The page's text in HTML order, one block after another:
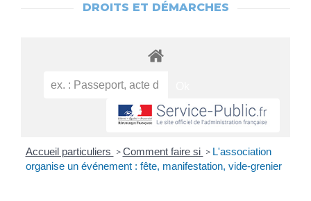
DROITS ET DÉMARCHES
Accueil particuliers > Comment faire si > L'association
organise un événement : fête, manifestation, vide-grenier